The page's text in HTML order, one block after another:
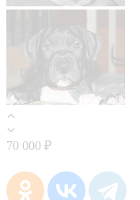
70 000 ₽